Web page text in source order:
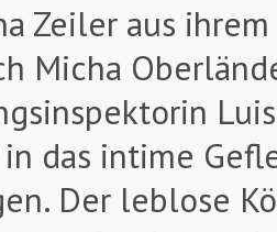
Zeiler aus
Micha
in das intime
Der leblose